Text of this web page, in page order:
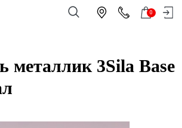
0
металлик 3Sila Base